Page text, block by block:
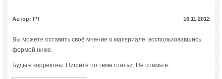
Автор: ГЧ 16.11.2012
Вы можете оставить своё мнение о материале, воспользовавшись
формой ниже.
Будьте корректны. Пишите по теме статьи. Не спамьте.